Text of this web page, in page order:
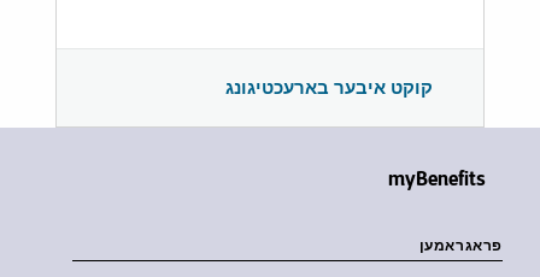
קוקט איבער בארעכטיגונג
myBenefits
פראגראמען